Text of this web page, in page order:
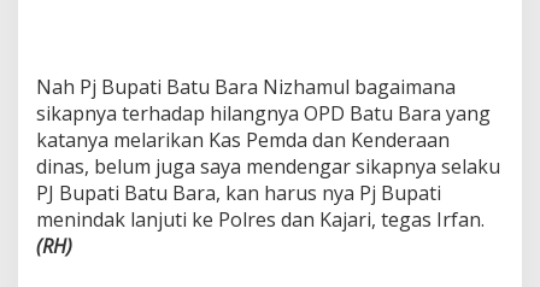
Nah Pj Bupati Batu Bara Nizhamul bagaimana
sikapnya terhadap hilangnya OPD Batu Bara yang
katanya melarikan Kas Pemda dan Kenderaan
dinas, belum juga saya mendengar sikapnya selaku
PJ Bupati Batu Bara, kan harus nya Pj Bupati
menindak lanjuti ke Polres dan Kajari, tegas Irfan.
(RH)